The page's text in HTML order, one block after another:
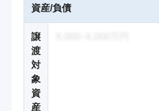
資産/負債
譲
渡
対
象
資
産